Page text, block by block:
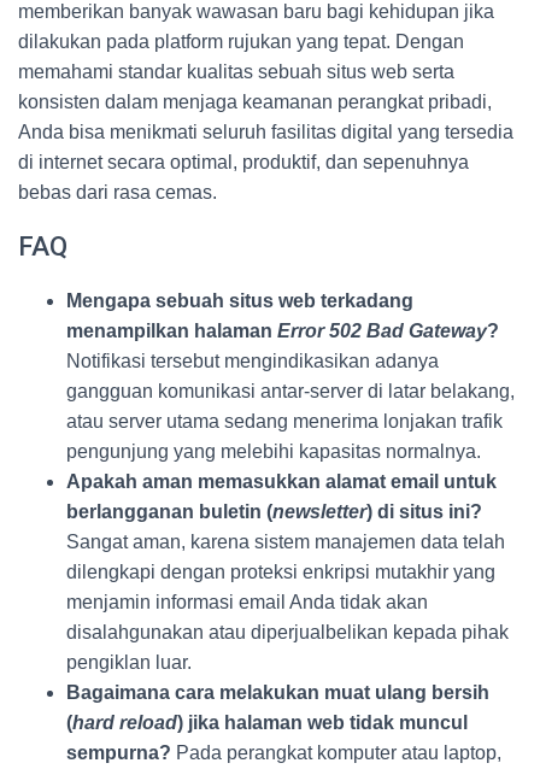
memberikan banyak wawasan baru bagi kehidupan jika
dilakukan pada platform rujukan yang tepat. Dengan
memahami standar kualitas sebuah situs web serta
konsisten dalam menjaga keamanan perangkat pribadi,
Anda bisa menikmati seluruh fasilitas digital yang tersedia
di internet secara optimal, produktif, dan sepenuhnya
bebas dari rasa cemas.
FAQ
Mengapa sebuah situs web terkadang
menampilkan halaman Error 502 Bad Gateway?
Notifikasi tersebut mengindikasikan adanya
gangguan komunikasi antar-server di latar belakang,
atau server utama sedang menerima lonjakan trafik
pengunjung yang melebihi kapasitas normalnya.
Apakah aman memasukkan alamat email untuk
berlangganan buletin (newsletter) di situs ini?
Sangat aman, karena sistem manajemen data telah
dilengkapi dengan proteksi enkripsi mutakhir yang
menjamin informasi email Anda tidak akan
disalahgunakan atau diperjualbelikan kepada pihak
pengiklan luar.
Bagaimana cara melakukan muat ulang bersih
(hard reload) jika halaman web tidak muncul
sempurna? Pada perangkat komputer atau laptop,